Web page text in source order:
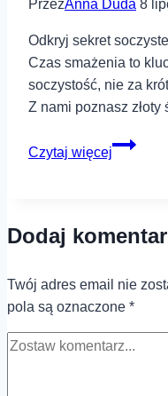
PrzezAnna Duda 8
Odkryj sekret
Czas smażenia to
soczystość, nie za
Z nami poznasz złoty
Czytaj więcej
Jak
aby
soczysty
Dodaj
Twój adres email nie
pola są oznaczone *